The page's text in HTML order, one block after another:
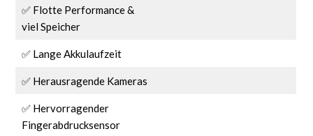
✅ Flotte Performance &
viel Speicher
✅ Lange Akkulaufzeit
✅ Herausragende Kameras
✅ Hervorragender
Fingerabdrucksensor